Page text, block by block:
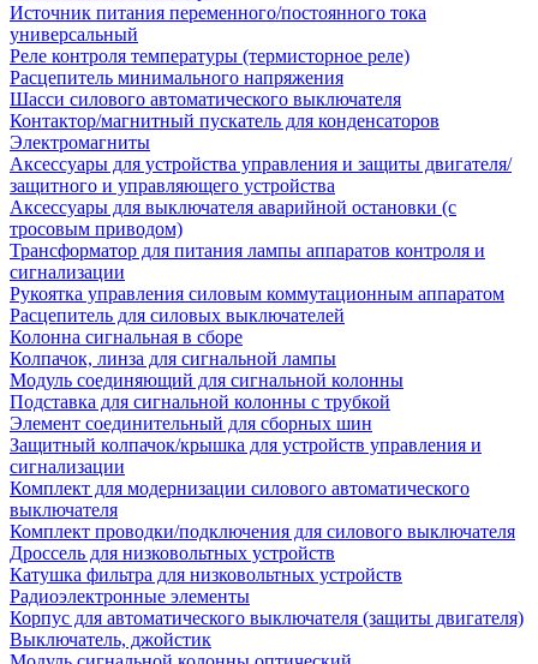
Источник питания переменного/постоянного тока
универсальный
Реле контроля температуры (термисторное реле)
Расцепитель минимального напряжения
Шасси силового автоматического выключателя
Контактор/магнитный пускатель для конденсаторов
Электромагниты
Аксессуары для устройства управления и защиты двигателя/
защитного и управляющего устройства
Аксессуары для выключателя аварийной остановки (с
тросовым приводом)
Трансформатор для питания лампы аппаратов контроля и
сигнализации
Рукоятка управления силовым коммутационным аппаратом
Расцепитель для силовых выключателей
Колонна сигнальная в сборе
Колпачок, линза для сигнальной лампы
Модуль соединяющий для сигнальной колонны
Подставка для сигнальной колонны с трубкой
Элемент соединительный для сборных шин
Защитный колпачок/крышка для устройств управления и
сигнализации
Комплект для модернизации силового автоматического
выключателя
Комплект проводки/подключения для силового выключателя
Дроссель для низковольтных устройств
Катушка фильтра для низковольтных устройств
Радиоэлектронные элементы
Корпус для автоматического выключателя (защиты двигателя)
Выключатель, джойстик